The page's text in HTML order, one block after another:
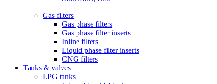
Gas filters
Gas phase filters
Gas phase filter inserts
Inline filters
Liquid phase filter inserts
CNG filters
Tanks & valves
LPG tanks